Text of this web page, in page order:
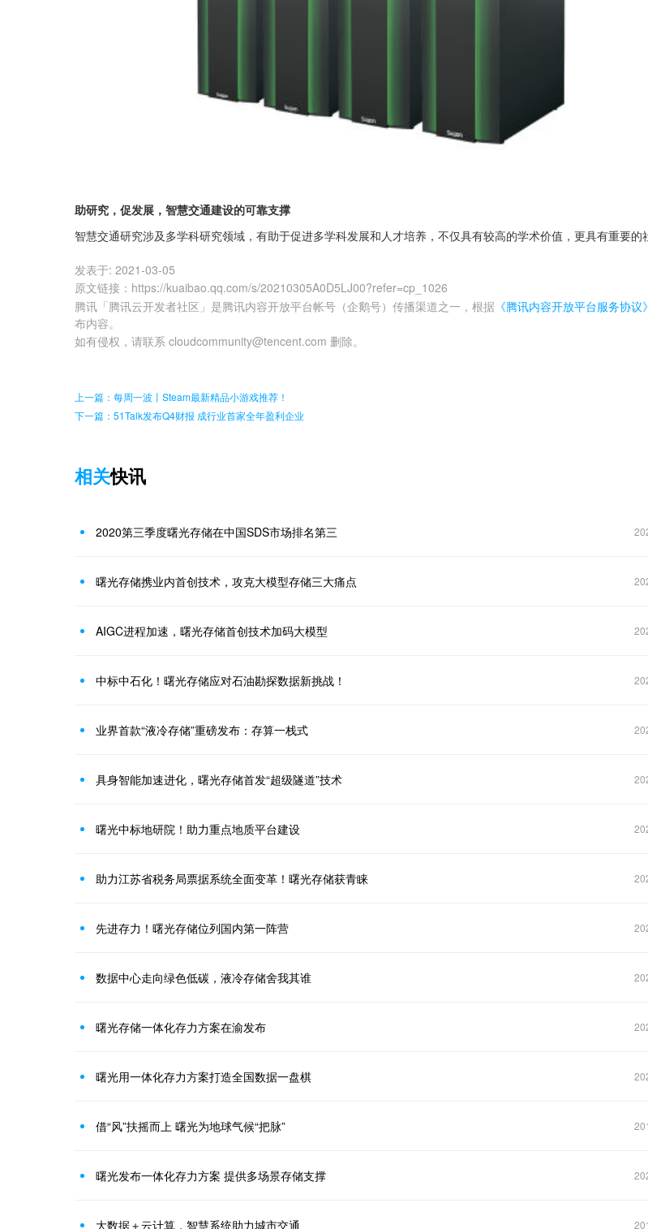
助研究，促发展，智慧交通建设的可靠支撑
智慧交通研究涉及多学科研究领域，有助于促进多学科发展和人才培养，不仅具有较高的学术价值，更具有重要的
发表于: 2021-03-05
原文链接 ： https://kuaibao.qq.com/s/20210305A0D5LJ00?refer=cp_1026
腾讯「腾讯云开发者社区」是腾讯内容开放平台帐号（企鹅号）传播渠道之一，根据 《腾讯内容开放平台服务协议》
布内容。
如有侵权，请联系 cloudcommunity@tencent.com 删除。
上一篇：每周一波丨Steam最新精品小游戏推荐！
下一篇：51Talk发布Q4财报 成行业首家全年盈利企业
相关快讯
2020第三季度曙光存储在中国SDS市场排名第三
曙光存储携业内首创技术，攻克大模型存储三大痛点
AIGC进程加速，曙光存储首创技术加码大模型
中标中石化！曙光存储应对石油勘探数据新挑战！
业界首款“液冷存储”重磅发布：存算一栈式
具身智能加速进化，曙光存储首发“超级隧道”技术
曙光中标地研院！助力重点地质平台建设
助力江苏省税务局票据系统全面变革！曙光存储获青睐
先进存力！曙光存储位列国内第一阵营
数据中心走向绿色低碳，液冷存储舍我其谁
曙光存储一体化存力方案在渝发布
曙光用一体化存力方案打造全国数据一盘棋
借“风”扶摇而上 曙光为地球气候“把脉”
曙光发布一体化存力方案 提供多场景存储支撑
大数据＋云计算，智慧系统助力城市交通